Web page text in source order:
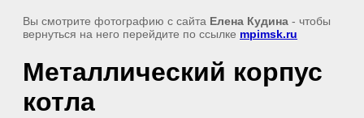
Вы смотрите фотографию с сайта Елена Кудина - чтобы
вернуться на него перейдите по ссылке mpimsk.ru
Металлический корпус
котла